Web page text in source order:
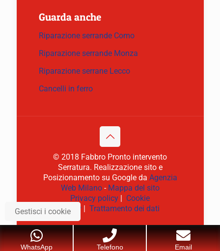
Guarda anche
Riparazione serrande Como
Riparazione serrande Monza
Riparazione serrane Lecco
Cancelli in ferro
© 2018 Fabbro Pronto intervento
Serratura. Realizzazione sito e
Posizionamento su Google da Agenzia
Web Milano- Mappa del sito
Privacy policy | Cookie
policy| Trattamento dei dati
WhatsApp Telefono Email
Gestisci i cookie